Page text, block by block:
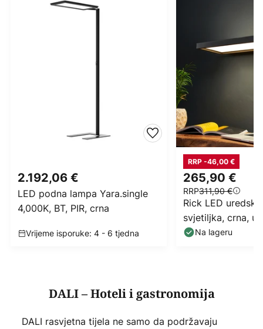
2.192,06 €
LED podna lampa Yara.single
4,000K, BT, PIR, crna
Vrijeme isporuke: 4 - 6 tjedna
265,90 €
RRP311,90 €
RRP -46,00 €
Rick LED
svjetiljka, crna,
bijelaNa lageru
DALI – Hoteli i gastronomija
DALI rasvjetna tijela ne samo da podržavaju